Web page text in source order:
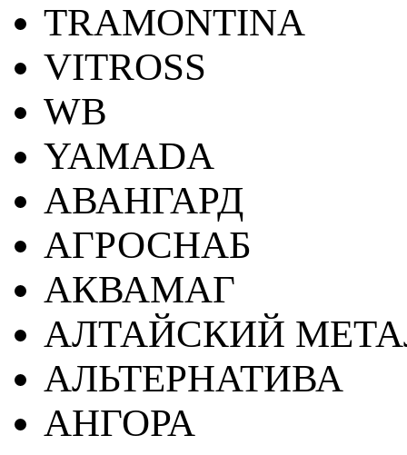
TRAMONTINA
VITROSS
WB
YAMADA
АВАНГАРД
АГРОСНАБ
АКВАМАГ
АЛТАЙСКИЙ
АЛЬТЕРНАТИВА
АНГОРА